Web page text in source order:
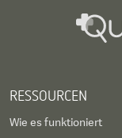
RESSOURCEN
Wie es funktioniert